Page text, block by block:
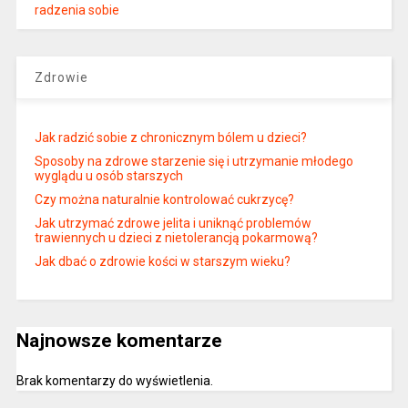
radzenia sobie
Zdrowie
Jak radzić sobie z chronicznym bólem u dzieci?
Sposoby na zdrowe starzenie się i utrzymanie młodego
wyglądu u osób starszych
Czy można naturalnie kontrolować cukrzycę?
Jak utrzymać zdrowe jelita i uniknąć problemów
trawiennych u dzieci z nietolerancją pokarmową?
Jak dbać o zdrowie kości w starszym wieku?
Najnowsze komentarze
Brak komentarzy do wyświetlenia.